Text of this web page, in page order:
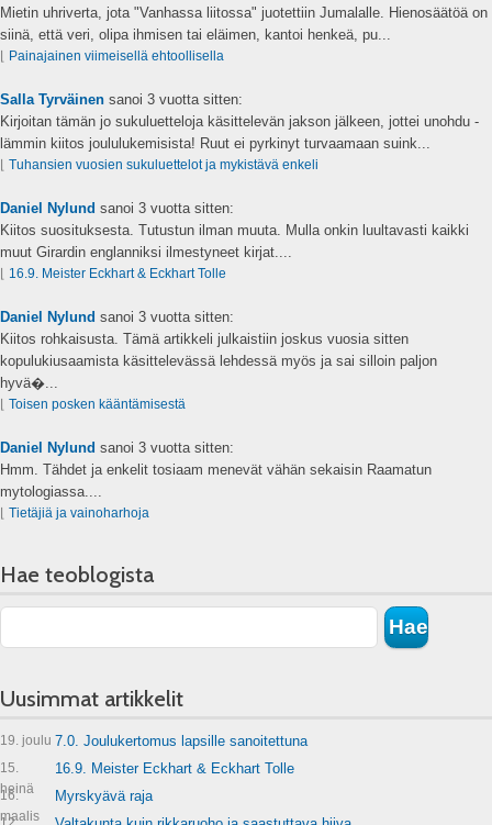
Mietin uhriverta, jota "Vanhassa liitossa" juotettiin Jumalalle. Hienosäätöä on
siinä, että veri, olipa ihmisen tai eläimen, kantoi henkeä, pu...
Painajainen viimeisellä ehtoollisella
Salla Tyrväinen sanoi 3 vuotta sitten:
Kirjoitan tämän jo sukuluetteloja käsittelevän jakson jälkeen, jottei unohdu -
lämmin kiitos joululukemisista! Ruut ei pyrkinyt turvaamaan suink...
Tuhansien vuosien sukuluettelot ja mykistävä enkeli
Daniel Nylund sanoi 3 vuotta sitten:
Kiitos suosituksesta. Tutustun ilman muuta. Mulla onkin luultavasti kaikki
muut Girardin englanniksi ilmestyneet kirjat....
16.9. Meister Eckhart & Eckhart Tolle
Daniel Nylund sanoi 3 vuotta sitten:
Kiitos rohkaisusta. Tämä artikkeli julkaistiin joskus vuosia sitten
kopulukiusaamista käsittelevässä lehdessä myös ja sai silloin paljon
hyvä�...
Toisen posken kääntämisestä
Daniel Nylund sanoi 3 vuotta sitten:
Hmm. Tähdet ja enkelit tosiaam menevät vähän sekaisin Raamatun
mytologiassa....
Tietäjiä ja vainoharhoja
Hae teoblogista
Uusimmat artikkelit
19. joulu 7.0. Joulukertomus lapsille sanoitettuna
15.
heinä
16.9. Meister Eckhart & Eckhart Tolle
16.
maalis
Myrskyävä raja